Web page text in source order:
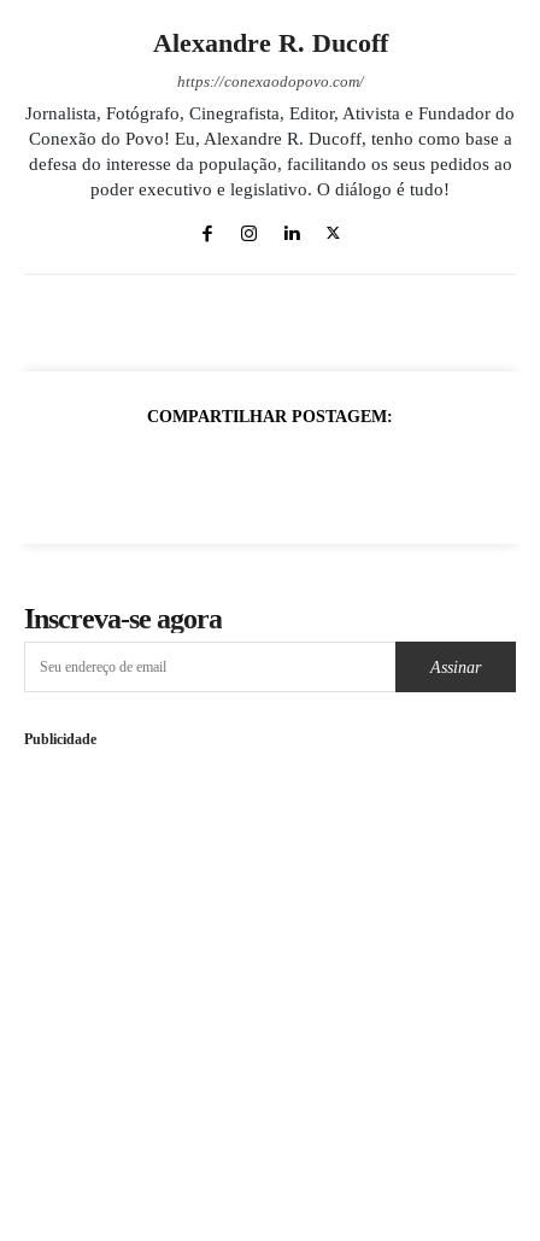
Alexandre R. Ducoff
https://conexaodopovo.com/
Jornalista, Fotógrafo, Cinegrafista, Editor, Ativista e Fundador do
Conexão do Povo! Eu, Alexandre R. Ducoff, tenho como base a
defesa do interesse da população, facilitando os seus pedidos ao
poder executivo e legislativo. O diálogo é tudo!
COMPARTILHAR POSTAGEM:
Inscreva-se agora
Assinar
Publicidade